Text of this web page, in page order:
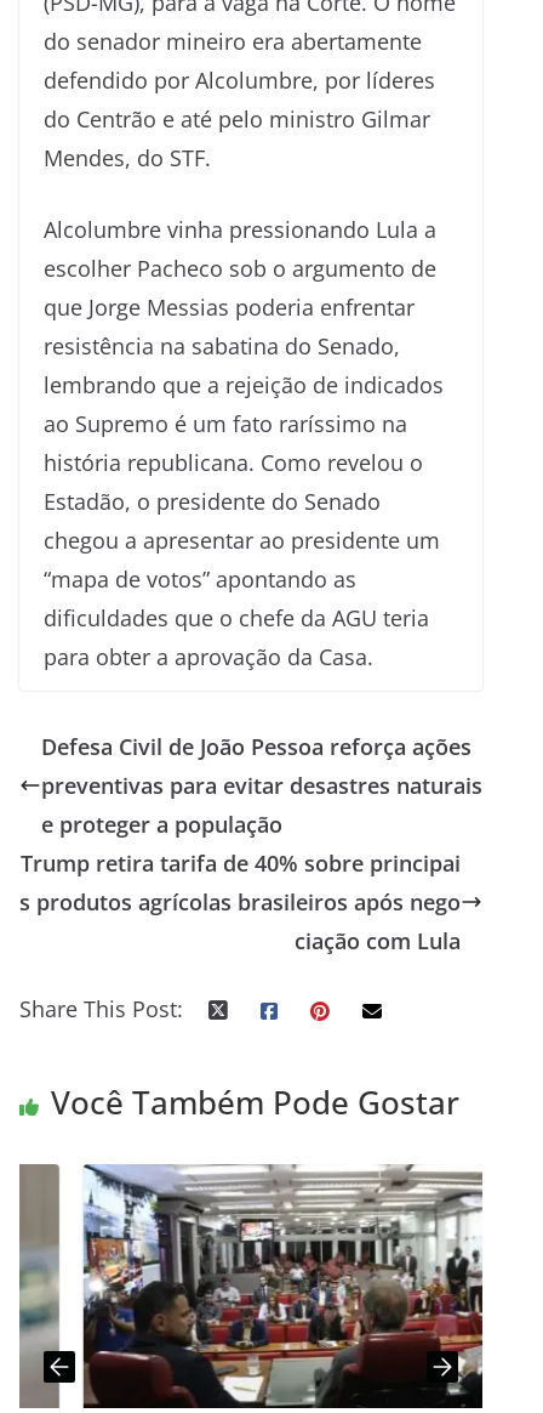
do senador mineiro era abertamente
defendido por Alcolumbre, por líderes
do Centrão e até pelo ministro Gilmar
Mendes, do STF.
Alcolumbre vinha pressionando Lula a
escolher Pacheco sob o argumento de
que Jorge Messias poderia enfrentar
resistência na sabatina do Senado,
lembrando que a rejeição de indicados
ao Supremo é um fato raríssimo na
história republicana. Como revelou o
Estadão, o presidente do Senado
chegou a apresentar ao presidente um
“mapa de votos” apontando as
dificuldades que o chefe da AGU teria
para obter a aprovação da Casa.
Defesa Civil de João Pessoa reforça ações
preventivas para evitar desastres naturais
e proteger a população
Trump retira tarifa de 40% sobre principai
s produtos agrícolas brasileiros após nego
ciação com Lula
Share This Post:
Você Também Pode Gostar